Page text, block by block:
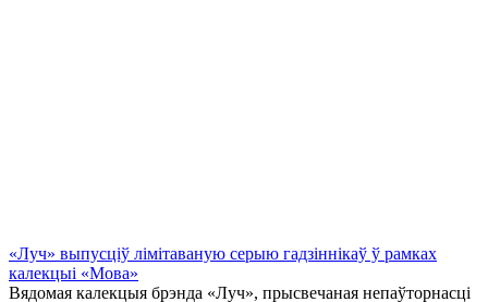
«Луч» выпусціў лiмiтаваную серыю гадзіннікаў ў рамках
калекцыі «Мова»
Вядомая калекцыя брэнда «Луч», прысвечаная непаўторнасці